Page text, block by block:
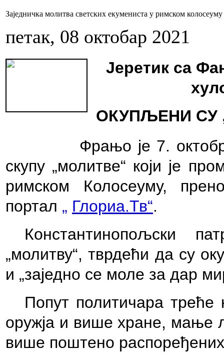
Заједничка молитва светских екумениста у римском
петак, 08 октобар 2021
Јеретик са
ОКУПЉЕНИ СУ
Фрањо је 7.
скупу „молитве“ који је
римском Колосеуму,
портал „ Глориа.Тв“.
Константинопољски
„молитву“, тврдећи да су
и „заједно се моле за дар
Попут политичара треће
оружја и више хране, мање
више поштено распоређених